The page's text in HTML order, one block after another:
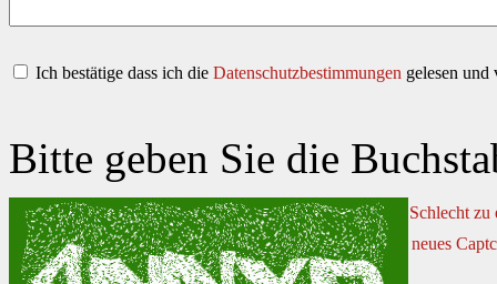
Ich bestätige dass ich die Datenschutzbestimmungen gelesen und
Bitte geben Sie die
Schlecht zu
neues